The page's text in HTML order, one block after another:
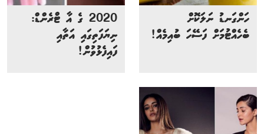
ހަންގަނޑު ނަލަކޮށް
ބެހެއްޓުމަށް ފަސޭހަ ބުއިމެއް!
2020 ގެ އާ ޓްރެންޑް:
ނިޔަފަތިގައި އަތާއި
ފައިފެޅުވުން!